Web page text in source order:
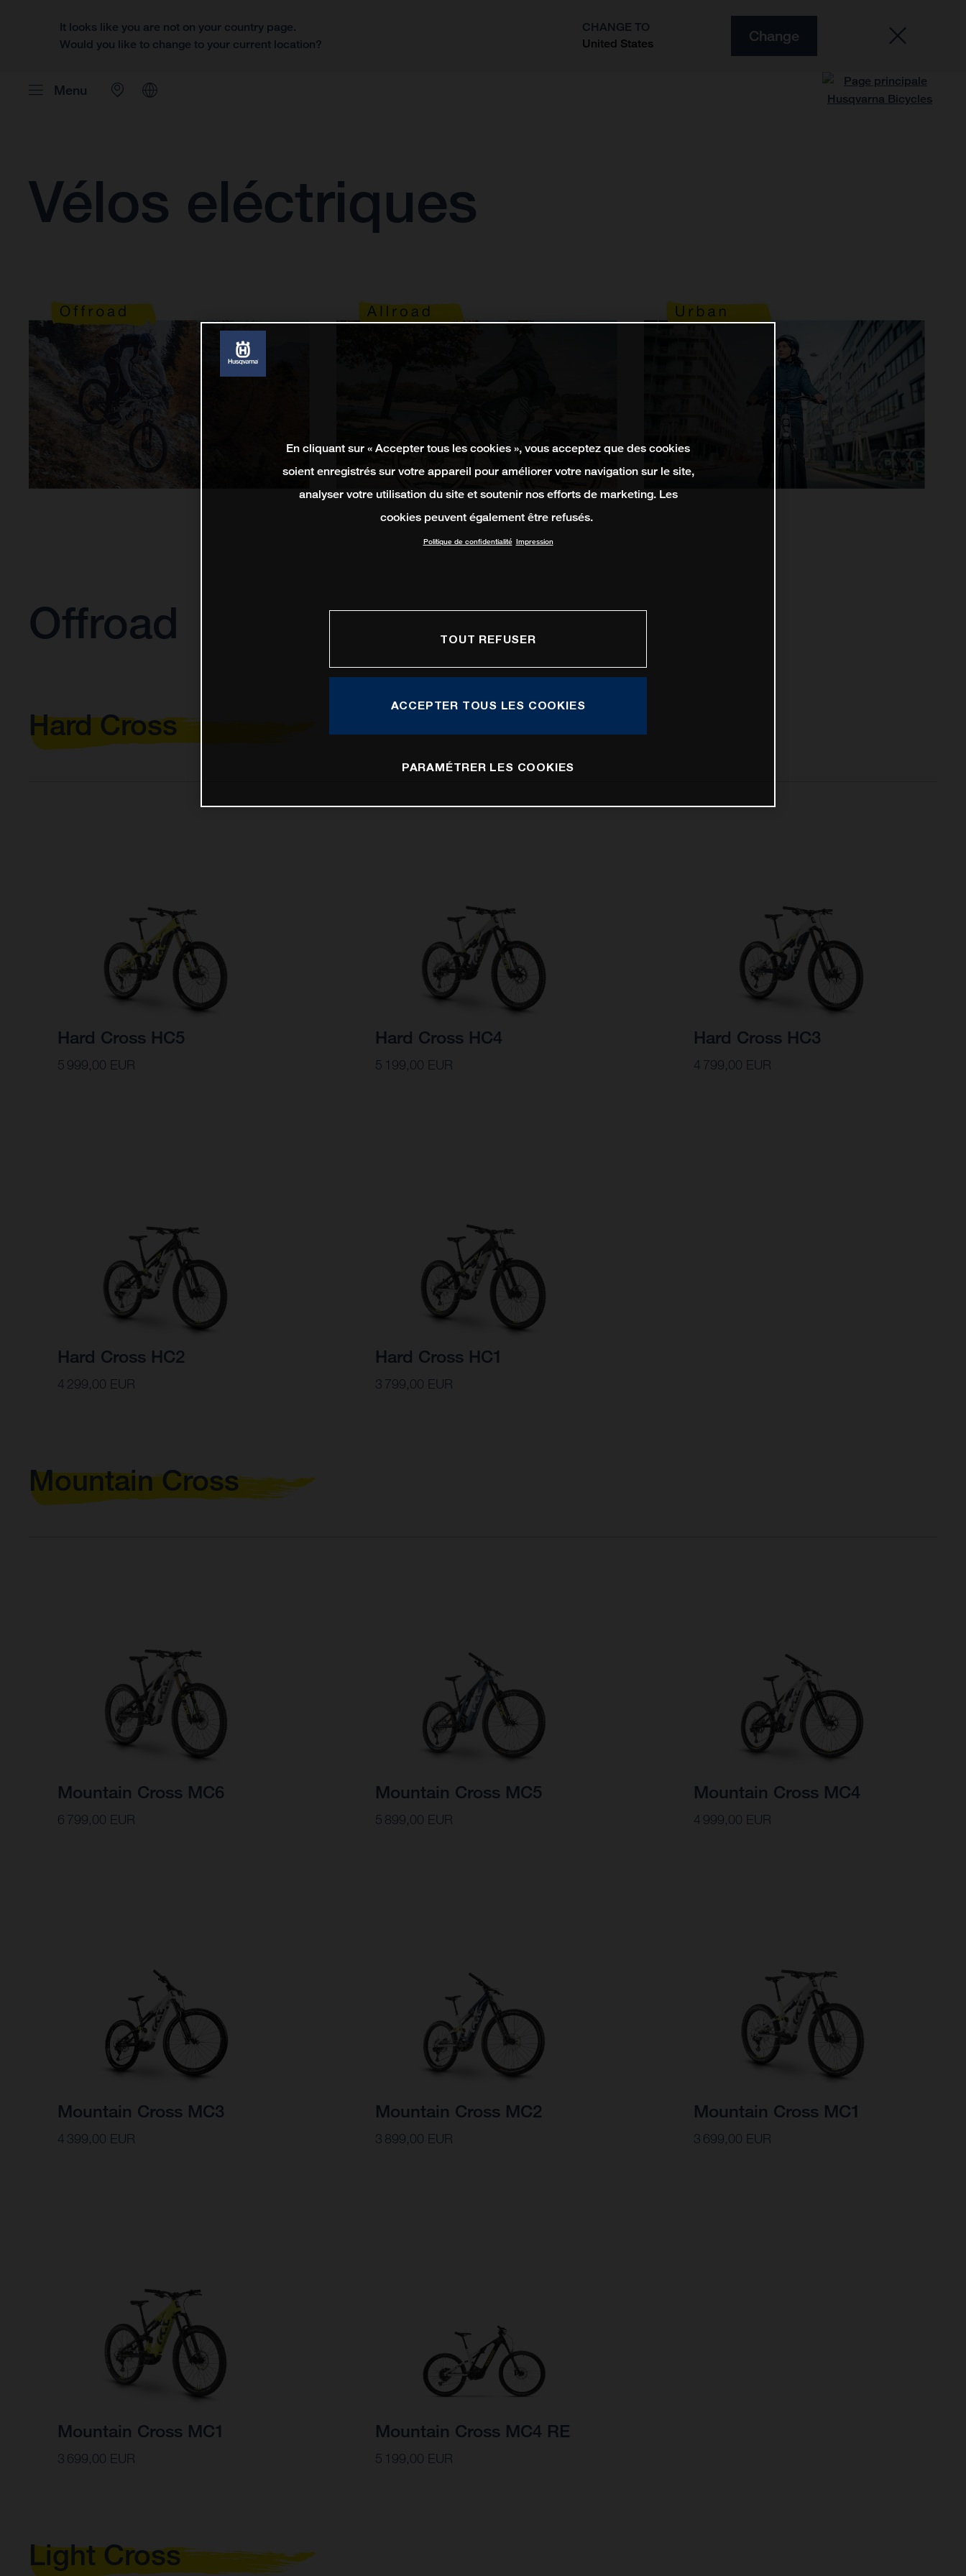
It looks like you are not on your country page.
Would you like to change to your current location?
CHANGE TO
United States
Change
Menu
Vélos eléctriques
Offroad
Hard Cross
Hard Cross HC5
5 999,00 EUR
Hard Cross HC4
5 199,00 EUR
Hard Cross HC3
4 799,00 EUR
Hard Cross HC2
4 299,00 EUR
Hard Cross HC1
3 799,00 EUR
Mountain Cross
Mountain Cross MC6
6 799,00 EUR
Mountain Cross MC5
5 899,00 EUR
Mountain Cross MC4
4 999,00 EUR
Mountain Cross MC3
4 399,00 EUR
Mountain Cross MC2
3 899,00 EUR
Mountain Cross MC1
3 699,00 EUR
Mountain Cross MC1
3 699,00 EUR
Mountain Cross MC4 RE
5 199,00 EUR
Light Cross
En cliquant sur « Accepter tous les cookies », vous acceptez que des cookies
soient enregistrés sur votre appareil pour améliorer votre navigation sur le site,
analyser votre utilisation du site et soutenir nos efforts de marketing. Les
cookies peuvent également être refusés.
Politique de confidentialité Impression
TOUT REFUSER
ACCEPTER TOUS LES COOKIES
PARAMÉTRER LES COOKIES